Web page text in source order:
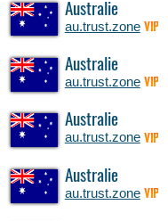
Australie
au.trust.zone VIP
Australie
au.trust.zone VIP
Australie
au.trust.zone VIP
Australie
au.trust.zone VIP